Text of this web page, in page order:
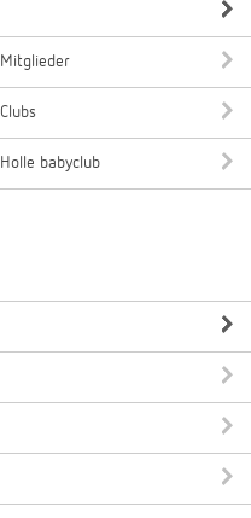
Mitglieder
Clubs
Holle babyclub